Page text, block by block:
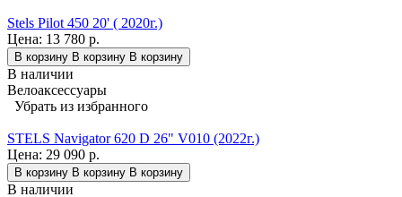
Stels Pilot 450 20' ( 2020г.)
Цена: 13 780 р.
В корзину В корзину В корзину
В наличии
Велоаксессуары
Убрать из избранного
STELS Navigator 620 D 26" V010 (2022г.)
Цена: 29 090 р.
В корзину В корзину В корзину
В наличии